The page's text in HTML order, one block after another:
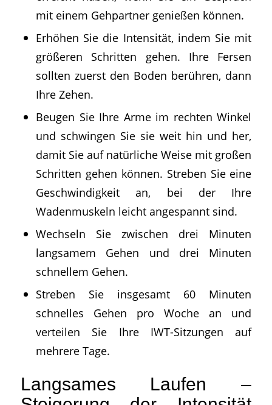
mit einem Gehpartner genießen können.
Erhöhen Sie die Intensität, indem Sie mit
größeren Schritten gehen. Ihre Fersen
sollten zuerst den Boden berühren, dann
Ihre Zehen.
Beugen Sie Ihre Arme im rechten Winkel
und schwingen Sie sie weit hin und her,
damit Sie auf natürliche Weise mit großen
Schritten gehen können. Streben Sie eine
Geschwindigkeit an, bei der Ihre
Wadenmuskeln leicht angespannt sind.
Wechseln Sie zwischen drei Minuten
langsamem Gehen und drei Minuten
schnellem Gehen.
Streben Sie insgesamt 60 Minuten
schnelles Gehen pro Woche an und
verteilen Sie Ihre IWT-Sitzungen auf
mehrere Tage.
Langsames Laufen –